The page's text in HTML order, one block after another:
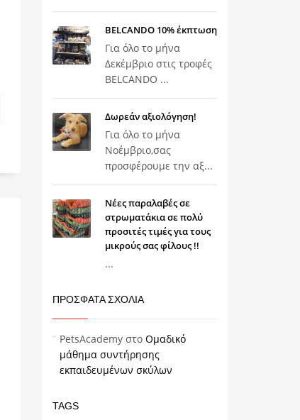
BELCANDO 10% έκπτωση
Για όλο το μήνα
Δεκέμβριο στις τροφές
BELCANDO ...
Δωρεάν αξιολόγηση!
Για όλο το μήνα
Νοέμβριο,σας
προσφέρουμε την αξ...
Νέες παραλαβές σε
στρωματάκια σε πολύ
προσιτές τιμές για τους
μικρούς σας φίλους !!
...
ΠΡΌΣΦΑΤΑ ΣΧΌΛΙΑ
PetsAcademyστο Ομαδικό
μάθημα συντήρησης
εκπαιδευμένων σκύλων
TAGS